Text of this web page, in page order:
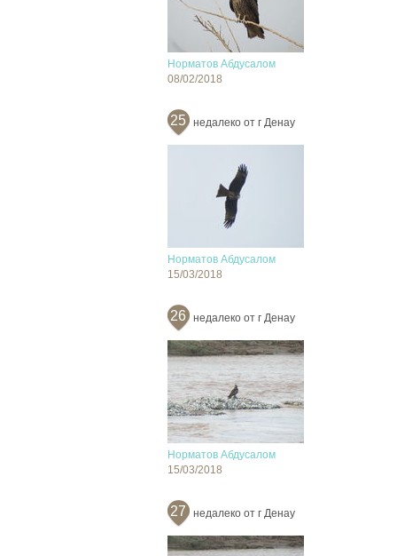
Норматов Абдусалом
08/02/2018
25 недалеко от г Денау
Норматов Абдусалом
15/03/2018
26 недалеко от г Денау
Норматов Абдусалом
15/03/2018
27 недалеко от г Денау